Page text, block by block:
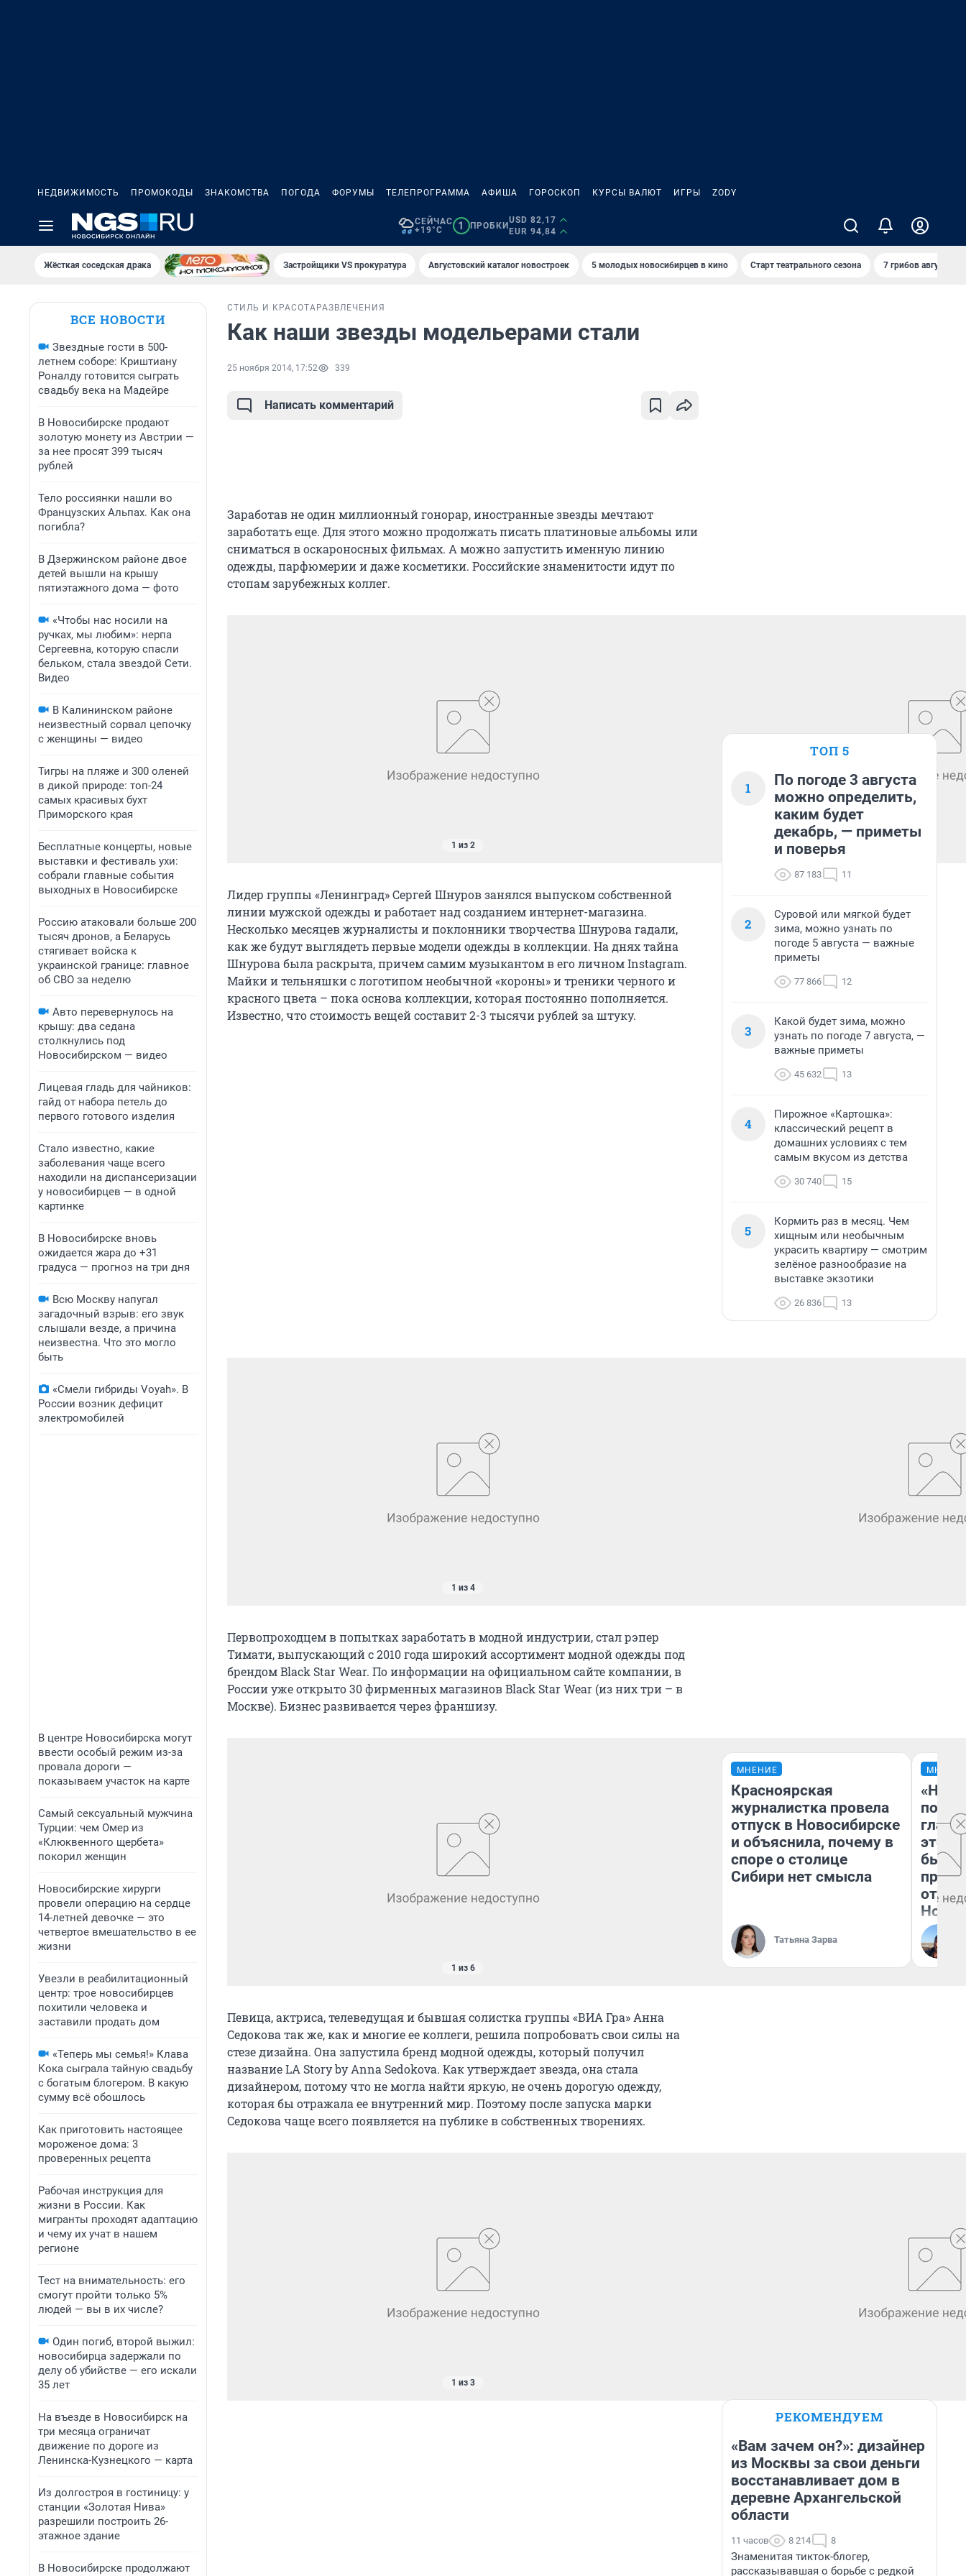
НЕДВИЖИМОСТЬ ПРОМОКОДЫ ЗНАКОМСТВА ПОГОДА ФОРУМЫ ТЕЛЕПРОГРАММА АФИША ГОРОСКОП КУРСЫ ВАЛЮТ ИГРЫ ZODY
СЕЙЧАС
+19°C
1 ПРОБКИ
USD 82,17
EUR 94,84
Жёсткая соседская драка Застройщики VS прокуратура Августовский каталог новостроек 5 молодых новосибирцев в кино Старт театрального сезона 7 грибов августа
ВСЕ НОВОСТИ
Звездные гости в 500-
летнем соборе: Криштиану
Роналду готовится сыграть
свадьбу века на Мадейре
В Новосибирске продают
золотую монету из Австрии —
за нее просят 399 тысяч
рублей
Тело россиянки нашли во
Французских Альпах. Как она
погибла?
В Дзержинском районе двое
детей вышли на крышу
пятиэтажного дома — фото
«Чтобы нас носили на
ручках, мы любим»: нерпа
Сергеевна, которую спасли
бельком, стала звездой Сети.
Видео
В Калининском районе
неизвестный сорвал цепочку
с женщины — видео
Тигры на пляже и 300 оленей
в дикой природе: топ-24
самых красивых бухт
Приморского края
Бесплатные концерты, новые
выставки и фестиваль ухи:
собрали главные события
выходных в Новосибирске
Россию атаковали больше 200
тысяч дронов, а Беларусь
стягивает войска к
украинской границе: главное
об СВО за неделю
Авто перевернулось на
крышу: два седана
столкнулись под
Новосибирском — видео
Лицевая гладь для чайников:
гайд от набора петель до
первого готового изделия
Стало известно, какие
заболевания чаще всего
находили на диспансеризации
у новосибирцев — в одной
картинке
В Новосибирске вновь
ожидается жара до +31
градуса — прогноз на три дня
Всю Москву напугал
загадочный взрыв: его звук
слышали везде, а причина
неизвестна. Что это могло
быть
«Смели гибриды Voyah». В
России возник дефицит
электромобилей
В центре Новосибирска могут
ввести особый режим из-за
провала дороги —
показываем участок на карте
Самый сексуальный мужчина
Турции: чем Омер из
«Клюквенного щербета»
покорил женщин
Новосибирские хирурги
провели операцию на сердце
14-летней девочке — это
четвертое вмешательство в ее
жизни
Увезли в реабилитационный
центр: трое новосибирцев
похитили человека и
заставили продать дом
«Теперь мы семья!» Клава
Кока сыграла тайную свадьбу
с богатым блогером. В какую
сумму всё обошлось
Как приготовить настоящее
мороженое дома: 3
проверенных рецепта
Рабочая инструкция для
жизни в России. Как
мигранты проходят адаптацию
и чему их учат в нашем
регионе
Тест на внимательность: его
смогут пройти только 5%
людей — вы в их числе?
Один погиб, второй выжил:
новосибирца задержали по
делу об убийстве — его искали
35 лет
На въезде в Новосибирск на
три месяца ограничат
движение по дороге из
Ленинска-Кузнецкого — карта
Из долгостроя в гостиницу: у
станции «Золотая Нива»
разрешили построить 26-
этажное здание
В Новосибирске продолжают
СТИЛЬ И КРАСОТА РАЗВЛЕЧЕНИЯ
Как наши звезды модельерами стали
25 ноября 2014, 17:52 339
Написать комментарий
Заработав не один миллионный гонорар, иностранные звезды мечтают
заработать еще. Для этого можно продолжать писать платиновые альбомы или
сниматься в оскароносных фильмах. А можно запустить именную линию
одежды, парфюмерии и даже косметики. Российские знаменитости идут по
стопам зарубежных коллег.
1 из 2
Лидер группы «Ленинград» Сергей Шнуров занялся выпуском собственной
линии мужской одежды и работает над созданием интернет-магазина.
Несколько месяцев журналисты и поклонники творчества Шнурова гадали,
как же будут выглядеть первые модели одежды в коллекции. На днях тайна
Шнурова была раскрыта, причем самим музыкантом в его личном Instagram.
Майки и тельняшки с логотипом необычной «короны» и треники черного и
красного цвета – пока основа коллекции, которая постоянно пополняется.
Известно, что стоимость вещей составит 2-3 тысячи рублей за штуку.
1 из 4
Первопроходцем в попытках заработать в модной индустрии, стал рэпер
Тимати, выпускающий с 2010 года широкий ассортимент модной одежды под
брендом Black Star Wear. По информации на официальном сайте компании, в
России уже открыто 30 фирменных магазинов Black Star Wear (из них три – в
Москве). Бизнес развивается через франшизу.
1 из 6
Певица, актриса, телеведущая и бывшая солистка группы «ВИА Гра» Анна
Седокова так же, как и многие ее коллеги, решила попробовать свои силы на
стезе дизайна. Она запустила бренд модной одежды, который получил
название LA Story by Anna Sedokova. Как утверждает звезда, она стала
дизайнером, потому что не могла найти яркую, не очень дорогую одежду,
которая бы отражала ее внутренний мир. Поэтому после запуска марки
Седокова чаще всего появляется на публике в собственных творениях.
1 из 3
ТОП 5
1
По погоде 3 августа
можно определить,
каким будет
декабрь, — приметы
и поверья
87 183 11
2
Суровой или мягкой будет
зима, можно узнать по
погоде 5 августа — важные
приметы
77 866 12
3
Какой будет зима, можно
узнать по погоде 7 августа, —
важные приметы
45 632 13
4
Пирожное «Картошка»:
классический рецепт в
домашних условиях с тем
самым вкусом из детства
30 740 15
5
Кормить раз в месяц. Чем
хищным или необычным
украсить квартиру — смотрим
зелёное разнообразие на
выставке экзотики
26 836 13
МНЕНИЕ
Красноярская
журналистка провела
отпуск в Новосибирске
и объяснила, почему в
споре о столице
Сибири нет смысла
Татьяна Зарва
этого
бьет
РЕКОМЕНДУЕМ
«Вам зачем он?»: дизайнер
из Москвы за свои деньги
восстанавливает дом в
деревне Архангельской
области
11 часов 8 214 8
Знаменитая тикток-блогер,
рассказывавшая о борьбе с редкой